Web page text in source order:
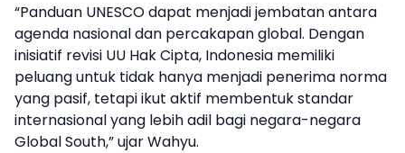
“Panduan UNESCO dapat menjadi jembatan antara
agenda nasional dan percakapan global. Dengan
inisiatif revisi UU Hak Cipta, Indonesia memiliki
peluang untuk tidak hanya menjadi penerima norma
yang pasif, tetapi ikut aktif membentuk standar
internasional yang lebih adil bagi negara-negara
Global South,” ujar Wahyu.